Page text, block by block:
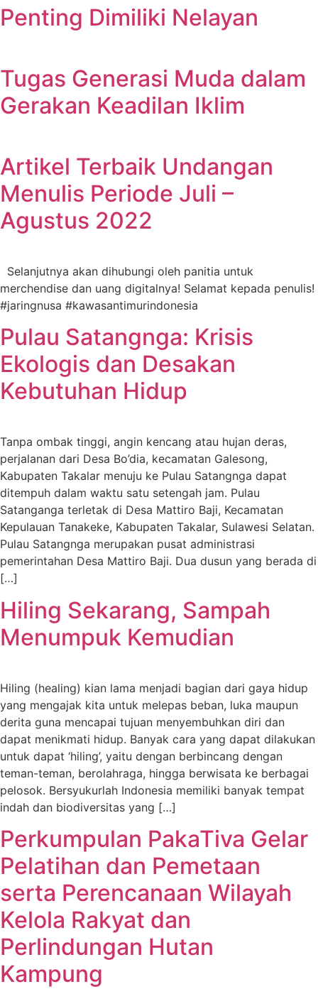
Penting Dimiliki Nelayan
Tugas Generasi Muda dalam
Gerakan Keadilan Iklim
Artikel Terbaik Undangan
Menulis Periode Juli –
Agustus 2022
Selanjutnya akan dihubungi oleh panitia untuk
merchendise dan uang digitalnya! Selamat kepada penulis!
#jaringnusa #kawasantimurindonesia
Pulau Satangnga: Krisis
Ekologis dan Desakan
Kebutuhan Hidup
Tanpa ombak tinggi, angin kencang atau hujan deras,
perjalanan dari Desa Bo’dia, kecamatan Galesong,
Kabupaten Takalar menuju ke Pulau Satangnga dapat
ditempuh dalam waktu satu setengah jam. Pulau
Satanganga terletak di Desa Mattiro Baji, Kecamatan
Kepulauan Tanakeke, Kabupaten Takalar, Sulawesi Selatan.
Pulau Satangnga merupakan pusat administrasi
pemerintahan Desa Mattiro Baji. Dua dusun yang berada di
[…]
Hiling Sekarang, Sampah
Menumpuk Kemudian
Hiling (healing) kian lama menjadi bagian dari gaya hidup
yang mengajak kita untuk melepas beban, luka maupun
derita guna mencapai tujuan menyembuhkan diri dan
dapat menikmati hidup. Banyak cara yang dapat dilakukan
untuk dapat ‘hiling’, yaitu dengan berbincang dengan
teman-teman, berolahraga, hingga berwisata ke berbagai
pelosok. Bersyukurlah Indonesia memiliki banyak tempat
indah dan biodiversitas yang […]
Perkumpulan PakaTiva Gelar
Pelatihan dan Pemetaan
serta Perencanaan Wilayah
Kelola Rakyat dan
Perlindungan Hutan
Kampung